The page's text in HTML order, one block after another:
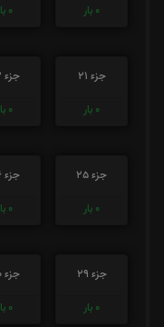
0 بار
0
جزء 21
0 بار
جزء 22
0
جزء 25
0 بار
جزء 26
0
جزء 29
0 بار
جزء 30
0